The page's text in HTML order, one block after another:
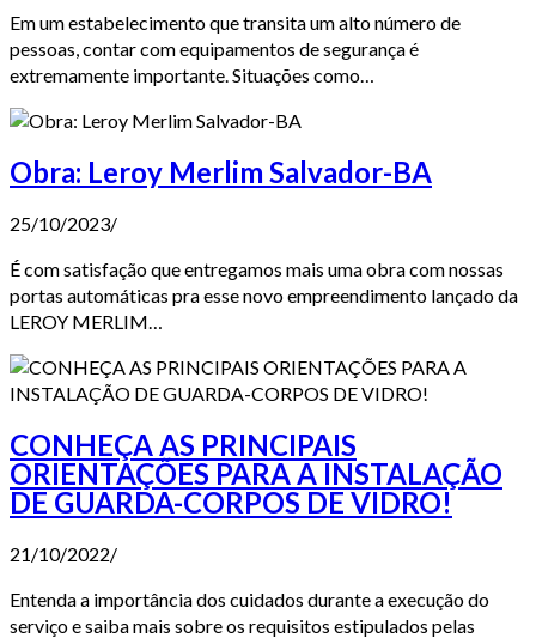
Em um estabelecimento que transita um alto número de
pessoas, contar com equipamentos de segurança é
extremamente importante. Situações como…
Obra: Leroy Merlim Salvador-BA
25/10/2023/
É com satisfação que entregamos mais uma obra com nossas
portas automáticas pra esse novo empreendimento lançado da
LEROY MERLIM…
CONHEÇA AS PRINCIPAIS
ORIENTAÇÕES PARA A INSTALAÇÃO
DE GUARDA-CORPOS DE VIDRO!
21/10/2022/
Entenda a importância dos cuidados durante a execução do
serviço e saiba mais sobre os requisitos estipulados pelas